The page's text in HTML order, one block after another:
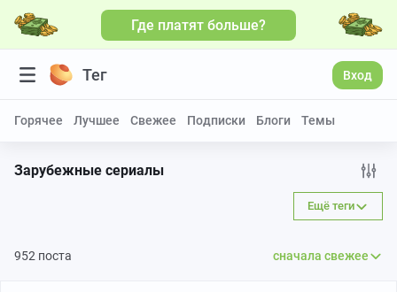
Где платят больше?
Тег Вход
Горячее Лучшее Свежее Подписки Блоги Темы
Зарубежные сериалы
Ещё теги
952 поста сначала свежее